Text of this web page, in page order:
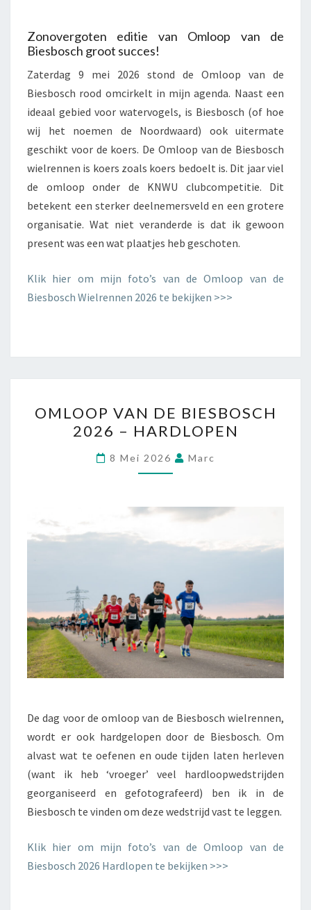
Zonovergoten editie van Omloop van de
Biesbosch groot succes!
Zaterdag 9 mei 2026 stond de Omloop van de
Biesbosch rood omcirkelt in mijn agenda. Naast een
ideaal gebied voor watervogels, is Biesbosch (of hoe
wij het noemen de Noordwaard) ook uitermate
geschikt voor de koers. De Omloop van de Biesbosch
wielrennen is koers zoals koers bedoelt is. Dit jaar viel
de omloop onder de KNWU clubcompetitie. Dit
betekent een sterker deelnemersveld en een grotere
organisatie. Wat niet veranderde is dat ik gewoon
present was een wat plaatjes heb geschoten.
Klik hier om mijn foto’s van de Omloop van de
Biesbosch Wielrennen 2026 te bekijken >>>
OMLOOP VAN DE BIESBOSCH
2026 – HARDLOPEN
8 Mei 2026 Marc
De dag voor de omloop van de Biesbosch wielrennen,
wordt er ook hardgelopen door de Biesbosch. Om
alvast wat te oefenen en oude tijden laten herleven
(want ik heb ‘vroeger’ veel hardloopwedstrijden
georganiseerd en gefotografeerd) ben ik in de
Biesbosch te vinden om deze wedstrijd vast te leggen.
Klik hier om mijn foto’s van de Omloop van de
Biesbosch 2026 Hardlopen te bekijken >>>